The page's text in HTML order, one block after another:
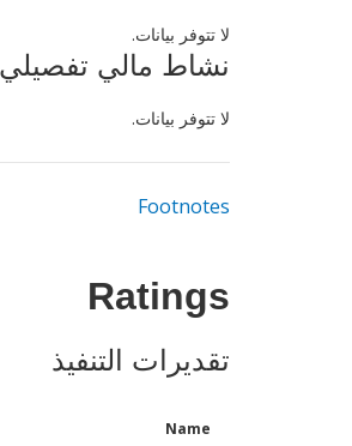
لا تتوفر بيانات.
نشاط مالي تفصيلي في
لا تتوفر بيانات.
Footnotes
Ratings
تقديرات التنفيذ
Name